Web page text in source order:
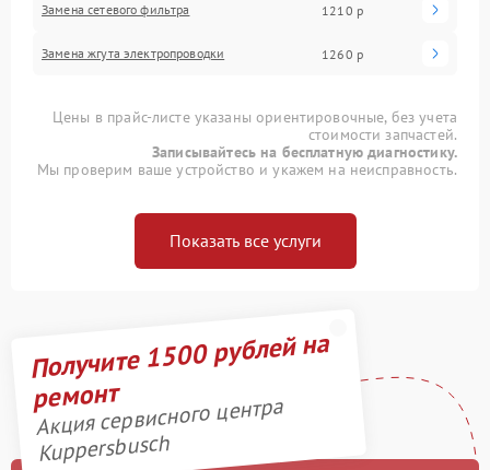
Замена сетевого фильтра 1210 р
Замена жгута электропроводки 1260 р
Цены в прайс-листе указаны ориентировочные, без учета
стоимости запчастей.
Записывайтесь на бесплатную диагностику.
Мы проверим ваше устройство и укажем на неисправность.
Показать все услуги
Получите 1500 рублей на
ремонт
Акция сервисного центра
Kuppersbusch